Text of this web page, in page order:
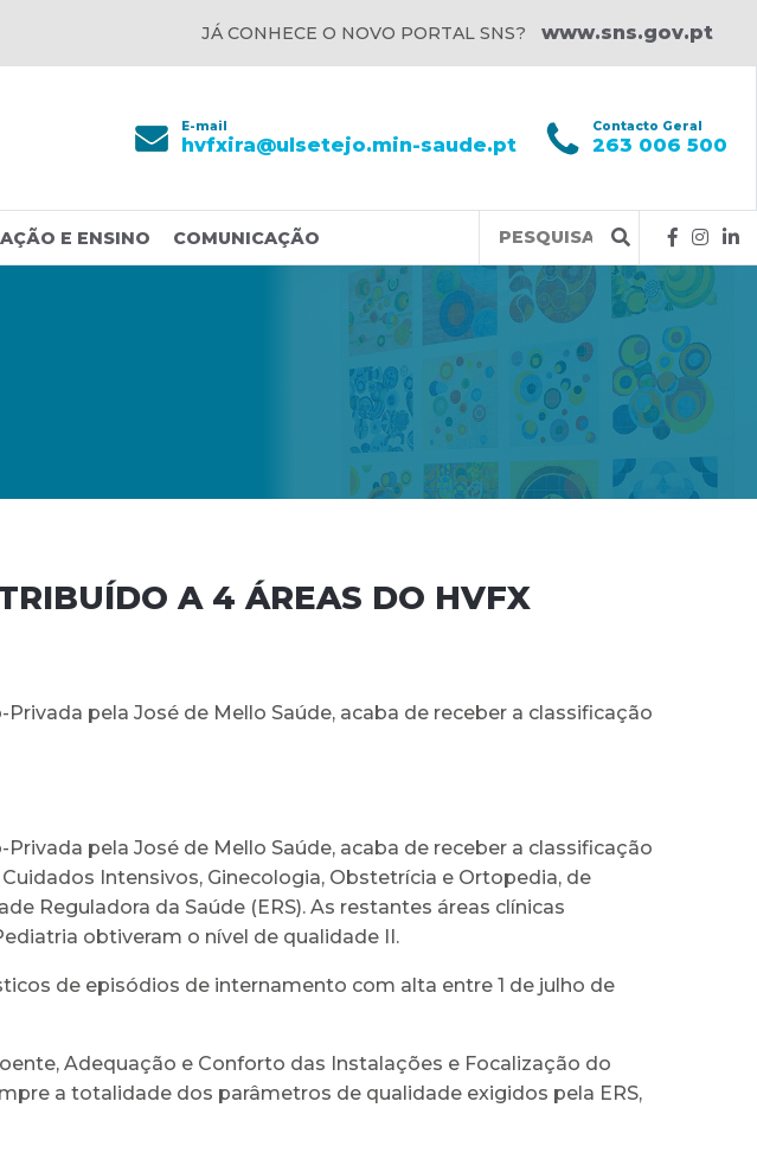
JÁ CONHECE O NOVO PORTAL SNS? www.sns.gov.pt
E-mail
hvfxira@ulsetejo.min-saude.pt
Contacto Geral
263 006 500
E ENSINO COMUNICAÇÃO
Query
A 4 ÁREAS DO HVFX
pela José de Mello Saúde, acaba de receber a classificação
pela José de Mello Saúde, acaba de receber a classificação
Intensivos, Ginecologia, Obstetrícia e Ortopedia, de
Reguladora da Saúde (ERS). As restantes áreas clínicas
obtiveram o nível de qualidade II.
de episódios de internamento com alta entre 1 de julho de
Adequação e Conforto das Instalações e Focalização do
a totalidade dos parâmetros de qualidade exigidos pela ERS,